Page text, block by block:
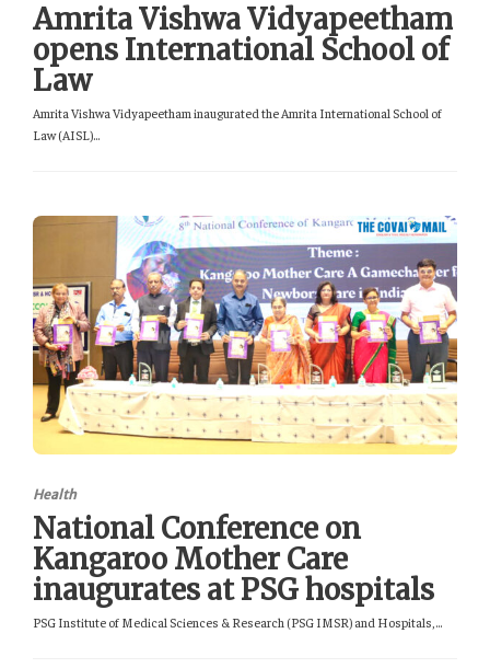
Amrita Vishwa Vidyapeetham
opens International School of
Law
Amrita Vishwa Vidyapeetham inaugurated the Amrita International School of
Law (AISL)...
Health
National Conference on
Kangaroo Mother Care
inaugurates at PSG hospitals
PSG Institute of Medical Sciences & Research (PSG IMSR) and Hospitals,...